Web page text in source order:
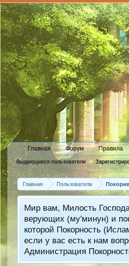
Главная Форум Правила
Выдающиеся пользователи
Новые сообщения профиля
Главная
Пользователи
Мир вам, Милость
верующих (му'минун) и
которой Покорность
если у вас есть к нам
Администрация